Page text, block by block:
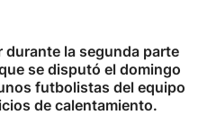
la segunda parte
se disputó el domingo
futbolistas del equipo
de calentamiento.